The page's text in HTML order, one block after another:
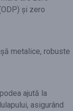
și zero
metalice, robuste
ajută la
asigurând